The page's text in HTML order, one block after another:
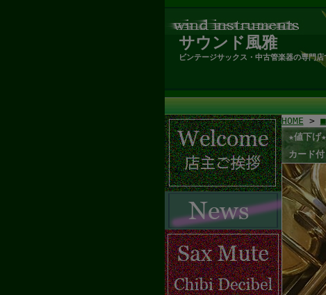
サウンド風雅
ビンテージサックス・中古管楽器の専門店
HOME >
★値下げ
カード付